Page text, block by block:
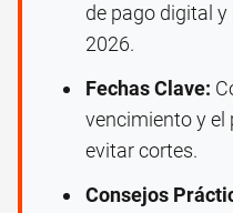
de pago digital
2026.
Fechas Clave:
vencimiento y el
evitar cortes.
Consejos